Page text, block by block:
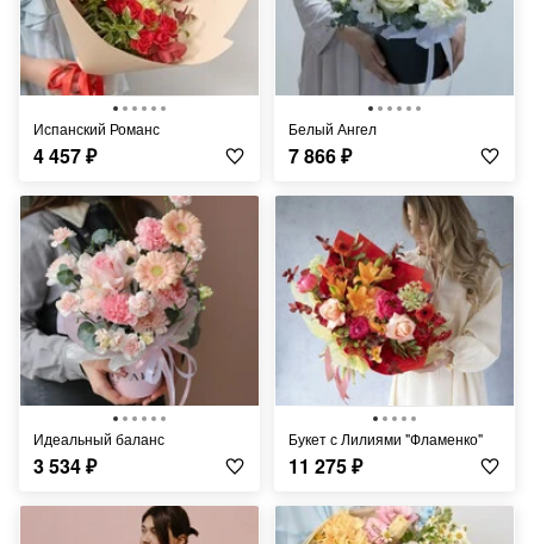
Испанский Романс
4 457₽
Белый Ангел
7 866₽
Идеальный баланс
3 534₽
Букет с Лилиями "Фламенко"
11 275₽